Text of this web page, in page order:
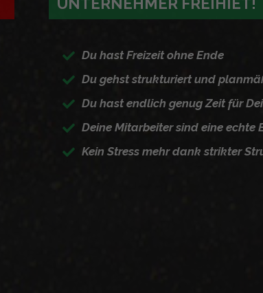
Du hast Freizeit ohne Ende
Du gehst strukturiert und
Du hast endlich genug Zeit für
Deine Mitarbeiter sind eine echte
Kein Stress mehr dank strikter